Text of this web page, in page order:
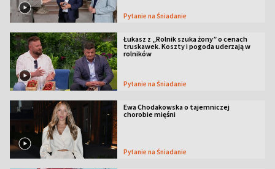
Pytanie na Śniadanie
Łukasz z „Rolnik szuka żony” o cenach
truskawek. Koszty i pogoda uderzają w
rolników
Pytanie na Śniadanie
Ewa Chodakowska o tajemniczej
chorobie mięśni
Pytanie na Śniadanie